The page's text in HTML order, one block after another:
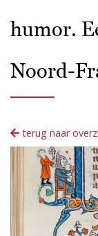
humor.
Noord-
terug naar